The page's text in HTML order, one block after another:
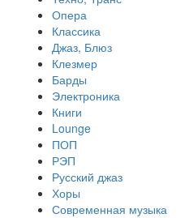
Опера
Классика
Джаз, Блюз
Клезмер
Барды
Электроника
Книги
Lounge
ПОП
РЭП
Русский джаз
Хоры
Современная музыка